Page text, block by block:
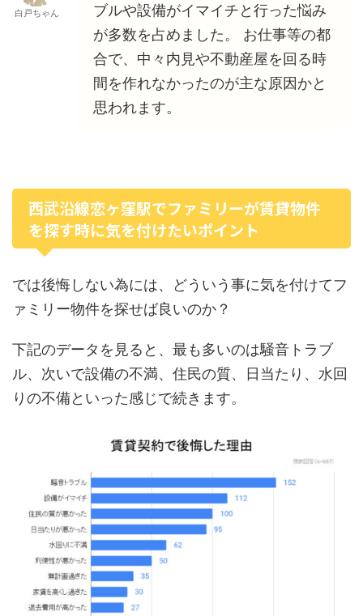
白戸ちゃん
ブルや設備がイマイチと行った悩み
が多数を占めました。 お仕事等の都
合で、中々内見や不動産屋を回る時
間を作れなかったのが主な原因かと
思われます。
西武沿線恋ヶ窪駅でファミリーが賃貸物件
を探す時に気を付けたいポイント
では後悔しない為には、どういう事に気を付けてフ
ァミリー物件を探せば良いのか？
下記のデータを見ると、最も多いのは騒音トラブ
ル、次いで設備の不満、住民の質、日当たり、水回
りの不備といった感じで続きます。